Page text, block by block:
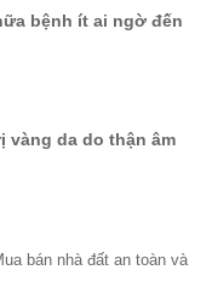
bệnh ít ai ngờ đến
vàng da do thận âm